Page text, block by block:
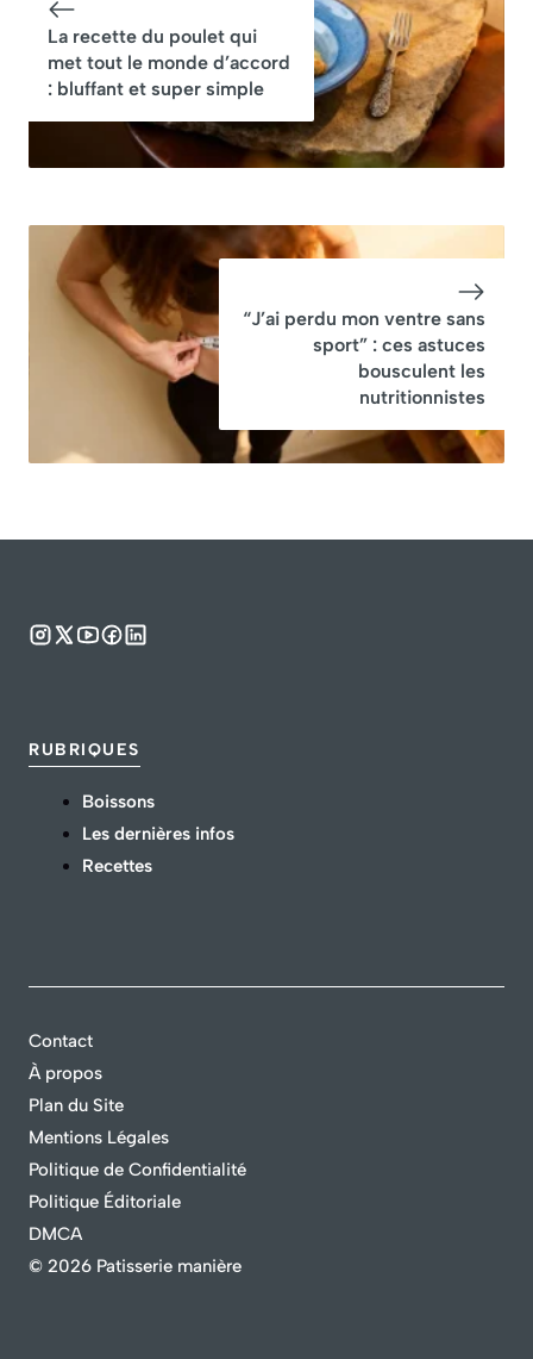
enfin
La recette du poulet qui
met tout le monde d’accord
: bluffant et super simple
“J’ai perdu mon ventre sans
sport” : ces astuces
bousculent les
nutritionnistes
RUBRIQUES
Boissons
Les dernières infos
Recettes
© 2026 Patisserie manière
Contact
À propos
Plan du Site
Mentions Légales
Politique de Confidentialité
Politique Éditoriale
DMCA